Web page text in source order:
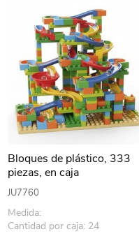
Bloques de plástico, 333
piezas, en caja
JU7760
Medida:
Cantidad por caja: 24